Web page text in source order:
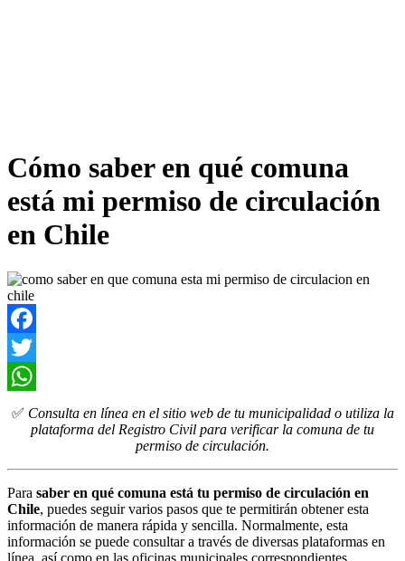
Cómo saber en qué comuna
está mi permiso de circulación
en Chile
Facebook
Twitter
WhatsApp
✅ Consulta en línea en el sitio web de tu municipalidad o utiliza la
plataforma del Registro Civil para verificar la comuna de tu
permiso de circulación.
Para saber en qué comuna está tu permiso de circulación en
Chile, puedes seguir varios pasos que te permitirán obtener esta
información de manera rápida y sencilla. Normalmente, esta
información se puede consultar a través de diversas plataformas en
línea, así como en las oficinas municipales correspondientes.